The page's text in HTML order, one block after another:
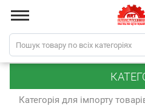
Категорія для імпорту